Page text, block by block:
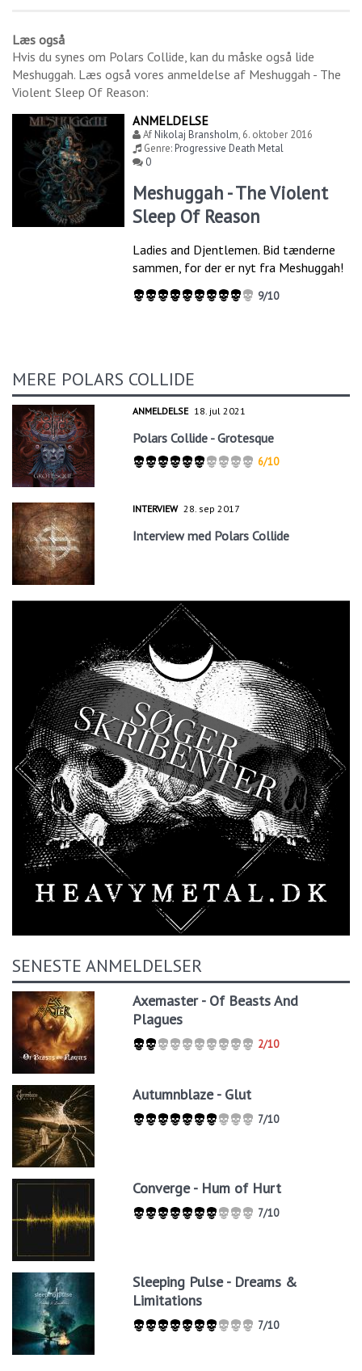
Læs også
Hvis du synes om Polars Collide, kan du måske også lide
Meshuggah. Læs også vores anmeldelse af Meshuggah - The
Violent Sleep Of Reason:
ANMELDELSE
AfNikolaj Bransholm, 6. oktober 2016
Genre:Progressive Death Metal
0
Meshuggah - The Violent
Sleep Of Reason
Ladies and Djentlemen. Bid tænderne
sammen, for der er nyt fra Meshuggah!
9/10
MERE POLARS COLLIDE
ANMELDELSE 18. jul 2021
Polars Collide - Grotesque
6/10
INTERVIEW 28. sep 2017
Interview med Polars Collide
SENESTE ANMELDELSER
Axemaster - Of Beasts And
Plagues
2/10
Autumnblaze - Glut
7/10
Converge - Hum of Hurt
7/10
Sleeping Pulse - Dreams &
Limitations
7/10